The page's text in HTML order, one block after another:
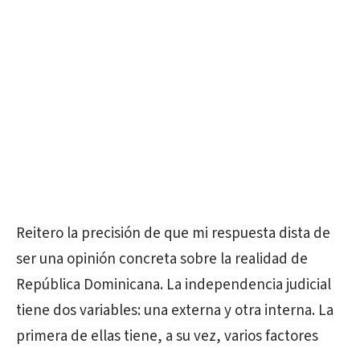
Reitero la precisión de que mi respuesta dista de
ser una opinión concreta sobre la realidad de
República Dominicana. La independencia judicial
tiene dos variables: una externa y otra interna. La
primera de ellas tiene, a su vez, varios factores